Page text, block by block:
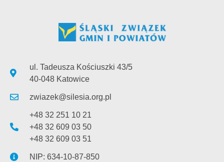
ul. Tadeusza Kościuszki 43/5
40-048 Katowice
zwiazek@silesia.org.pl
+48 32 251 10 21
+48 32 609 03 50
+48 32 609 03 51
NIP: 634-10-87-850